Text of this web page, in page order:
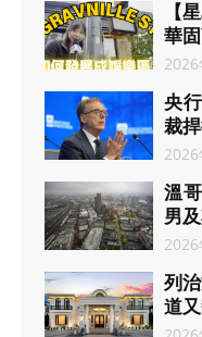
【
華
央
裁
溫
男
列
道